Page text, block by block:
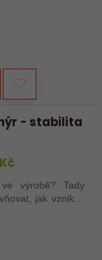
- stabilita
výrobě? Tady
jak vznikají
techniku nebo